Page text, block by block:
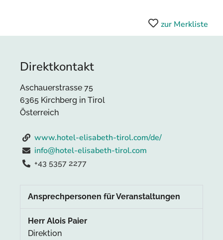
zur Merkliste
Direktkontakt
Aschauerstrasse 75
6365 Kirchberg in Tirol
Österreich
www.hotel-elisabeth-tirol.com/de/
info@hotel-elisabeth-tirol.com
+43 5357 2277
Ansprechpersonen für Veranstaltungen
Herr Alois Paier
Direktion